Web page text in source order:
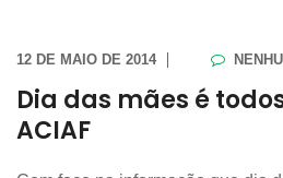
12 DE MAIO DE 2014
Dia das mães é
ACIAF